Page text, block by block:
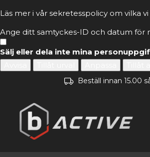
Läs mer i vår sekretesspolicy om vilka
Ange ditt samtyckes-ID och datum för
Sälj eller dela inte mina
Beställ innan 15.00